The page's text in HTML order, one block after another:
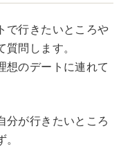
で行きたいところや
問します。
想のデートに連れて
分が行きたいところ